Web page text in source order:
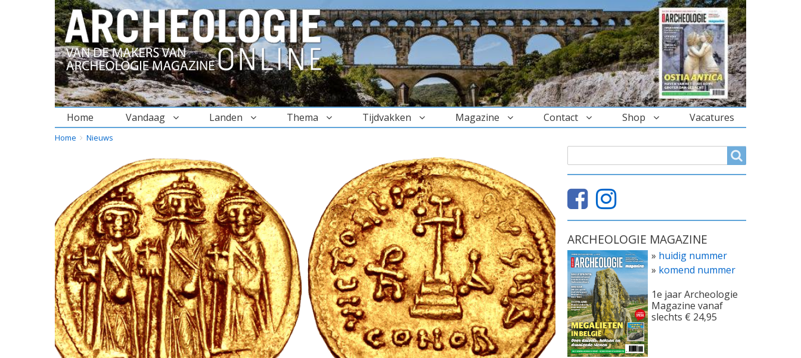
Home Vandaag Landen Thema Tijdvakken Magazine Contact Shop Vacatures
BREADCRUMBS
YOU
Home Nieuws
ARCHEOLOGIE MAGAZINE
» huidig nummer
» komend nummer
1e jaar Archeologie
Magazine vanaf
slechts € 24,95